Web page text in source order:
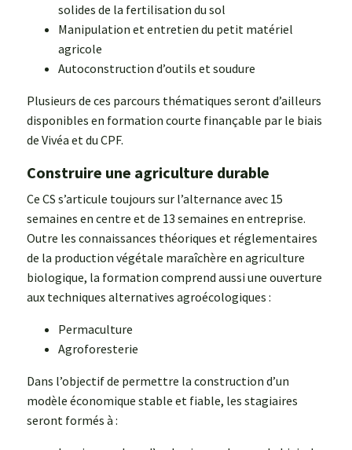
solides de la fertilisation du sol
Manipulation et entretien du petit matériel
agricole
Autoconstruction d’outils et soudure
Plusieurs de ces parcours thématiques seront d’ailleurs
disponibles en formation courte finançable par le biais
de Vivéa et du CPF.
Construire une agriculture durable
Ce CS s’articule toujours sur l’alternance avec 15
semaines en centre et de 13 semaines en entreprise.
Outre les connaissances théoriques et réglementaires
de la production végétale maraîchère en agriculture
biologique, la formation comprend aussi une ouverture
aux techniques alternatives agroécologiques :
Permaculture
Agroforesterie
Dans l’objectif de permettre la construction d’un
modèle économique stable et fiable, les stagiaires
seront formés à :